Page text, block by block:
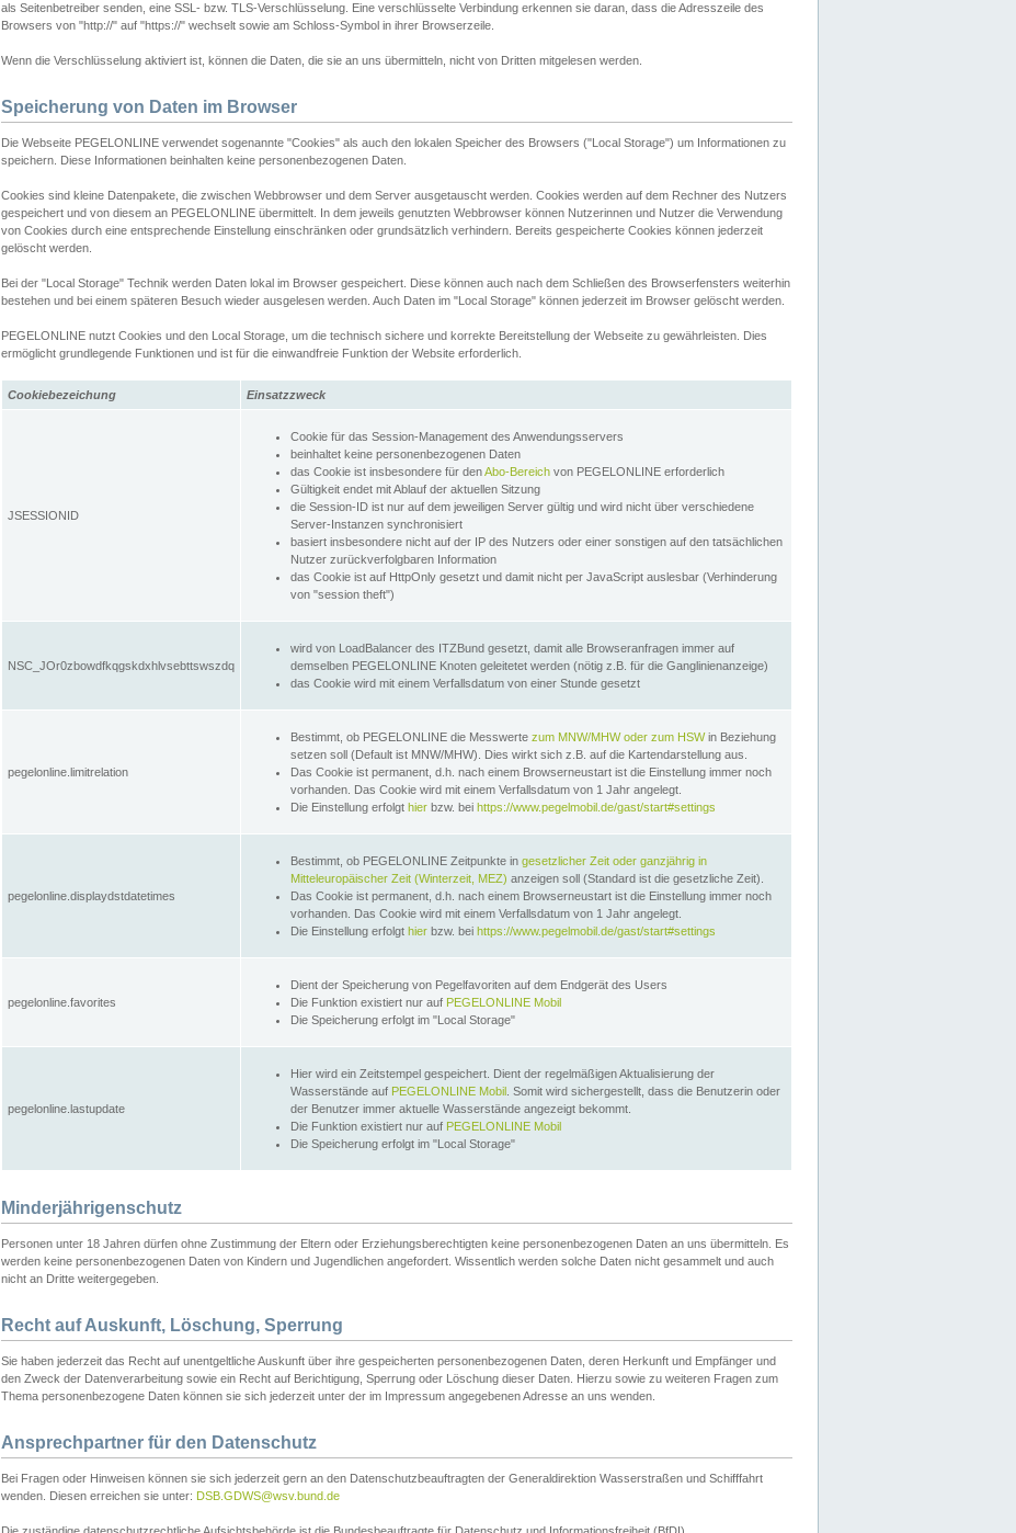
als Seitenbetreiber senden, eine SSL- bzw. TLS-Verschlüsselung. Eine verschlüsselte Verbindung erkennen sie daran, dass die Adresszeile des
Browsers von "http://" auf "https://" wechselt sowie am Schloss-Symbol in ihrer Browserzeile.
Wenn die Verschlüsselung aktiviert ist, können die Daten, die sie an uns übermitteln, nicht von Dritten mitgelesen werden.
Speicherung von Daten im Browser
Die Webseite PEGELONLINE verwendet sogenannte "Cookies" als auch den lokalen Speicher des Browsers ("Local Storage") um Informationen zu
speichern. Diese Informationen beinhalten keine personenbezogenen Daten.
Cookies sind kleine Datenpakete, die zwischen Webbrowser und dem Server ausgetauscht werden. Cookies werden auf dem Rechner des Nutzers
gespeichert und von diesem an PEGELONLINE übermittelt. In dem jeweils genutzten Webbrowser können Nutzerinnen und Nutzer die Verwendung
von Cookies durch eine entsprechende Einstellung einschränken oder grundsätzlich verhindern. Bereits gespeicherte Cookies können jederzeit
gelöscht werden.
Bei der "Local Storage" Technik werden Daten lokal im Browser gespeichert. Diese können auch nach dem Schließen des Browserfensters weiterhin
bestehen und bei einem späteren Besuch wieder ausgelesen werden. Auch Daten im "Local Storage" können jederzeit im Browser gelöscht werden.
PEGELONLINE nutzt Cookies und den Local Storage, um die technisch sichere und korrekte Bereitstellung der Webseite zu gewährleisten. Dies
ermöglicht grundlegende Funktionen und ist für die einwandfreie Funktion der Website erforderlich.
Cookiebezeichung Einsatzzweck
JSESSIONID
Cookie für das Session-Management des Anwendungsservers
beinhaltet keine personenbezogenen Daten
das Cookie ist insbesondere für denAbo-Bereich von PEGELONLINE erforderlich
Gültigkeit endet mit Ablauf der aktuellen Sitzung
die Session-ID ist nur auf dem jeweiligen Server gültig und wird nicht über verschiedene
Server-Instanzen synchronisiert
basiert insbesondere nicht auf der IP des Nutzers oder einer sonstigen auf den tatsächlichen
Nutzer zurückverfolgbaren Information
das Cookie ist auf HttpOnly gesetzt und damit nicht per JavaScript auslesbar (Verhinderung
von "session theft")
NSC_JOr0zbowdfkqgskdxhlvsebttswszdq
wird von LoadBalancer des ITZBund gesetzt, damit alle Browseranfragen immer auf
demselben PEGELONLINE Knoten geleitetet werden (nötig z.B. für die Ganglinienanzeige)
das Cookie wird mit einem Verfallsdatum von einer Stunde gesetzt
pegelonline.limitrelation
Bestimmt, ob PEGELONLINE die Messwerte zum MNW/MHW oder zum HSWin Beziehung
setzen soll (Default ist MNW/MHW). Dies wirkt sich z.B. auf die Kartendarstellung aus.
Das Cookie ist permanent, d.h. nach einem Browserneustart ist die Einstellung immer noch
vorhanden. Das Cookie wird mit einem Verfallsdatum von 1 Jahr angelegt.
Die Einstellung erfolgt hier bzw. bei https://www.pegelmobil.de/gast/start#settings
pegelonline.displaydstdatetimes
Bestimmt, ob PEGELONLINE Zeitpunkte in gesetzlicher Zeit oder ganzjährig in
Mitteleuropäischer Zeit (Winterzeit, MEZ) anzeigen soll (Standard ist die gesetzliche Zeit).
Das Cookie ist permanent, d.h. nach einem Browserneustart ist die Einstellung immer noch
vorhanden. Das Cookie wird mit einem Verfallsdatum von 1 Jahr angelegt.
Die Einstellung erfolgt hier bzw. bei https://www.pegelmobil.de/gast/start#settings
pegelonline.favorites
Dient der Speicherung von Pegelfavoriten auf dem Endgerät des Users
Die Funktion existiert nur auf PEGELONLINE Mobil
Die Speicherung erfolgt im "Local Storage"
pegelonline.lastupdate
Hier wird ein Zeitstempel gespeichert. Dient der regelmäßigen Aktualisierung der
Wasserstände auf PEGELONLINE Mobil . Somit wird sichergestellt, dass die Benutzerin oder
der Benutzer immer aktuelle Wasserstände angezeigt bekommt.
Die Funktion existiert nur auf PEGELONLINE Mobil
Die Speicherung erfolgt im "Local Storage"
Minderjährigenschutz
Personen unter 18 Jahren dürfen ohne Zustimmung der Eltern oder Erziehungsberechtigten keine personenbezogenen Daten an uns übermitteln. Es
werden keine personenbezogenen Daten von Kindern und Jugendlichen angefordert. Wissentlich werden solche Daten nicht gesammelt und auch
nicht an Dritte weitergegeben.
Recht auf Auskunft, Löschung, Sperrung
Sie haben jederzeit das Recht auf unentgeltliche Auskunft über ihre gespeicherten personenbezogenen Daten, deren Herkunft und Empfänger und
den Zweck der Datenverarbeitung sowie ein Recht auf Berichtigung, Sperrung oder Löschung dieser Daten. Hierzu sowie zu weiteren Fragen zum
Thema personenbezogene Daten können sie sich jederzeit unter der im Impressum angegebenen Adresse an uns wenden.
Ansprechpartner für den Datenschutz
Bei Fragen oder Hinweisen können sie sich jederzeit gern an den Datenschutzbeauftragten der Generaldirektion Wasserstraßen und Schifffahrt
wenden. Diesen erreichen sie unter: DSB.GDWS@wsv.bund.de